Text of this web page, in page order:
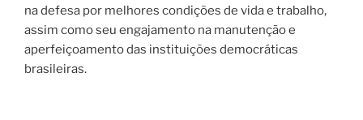
na defesa por melhores condições de vida e trabalho,
assim como seu engajamento na manutenção e
aperfeiçoamento das instituições democráticas
brasileiras.